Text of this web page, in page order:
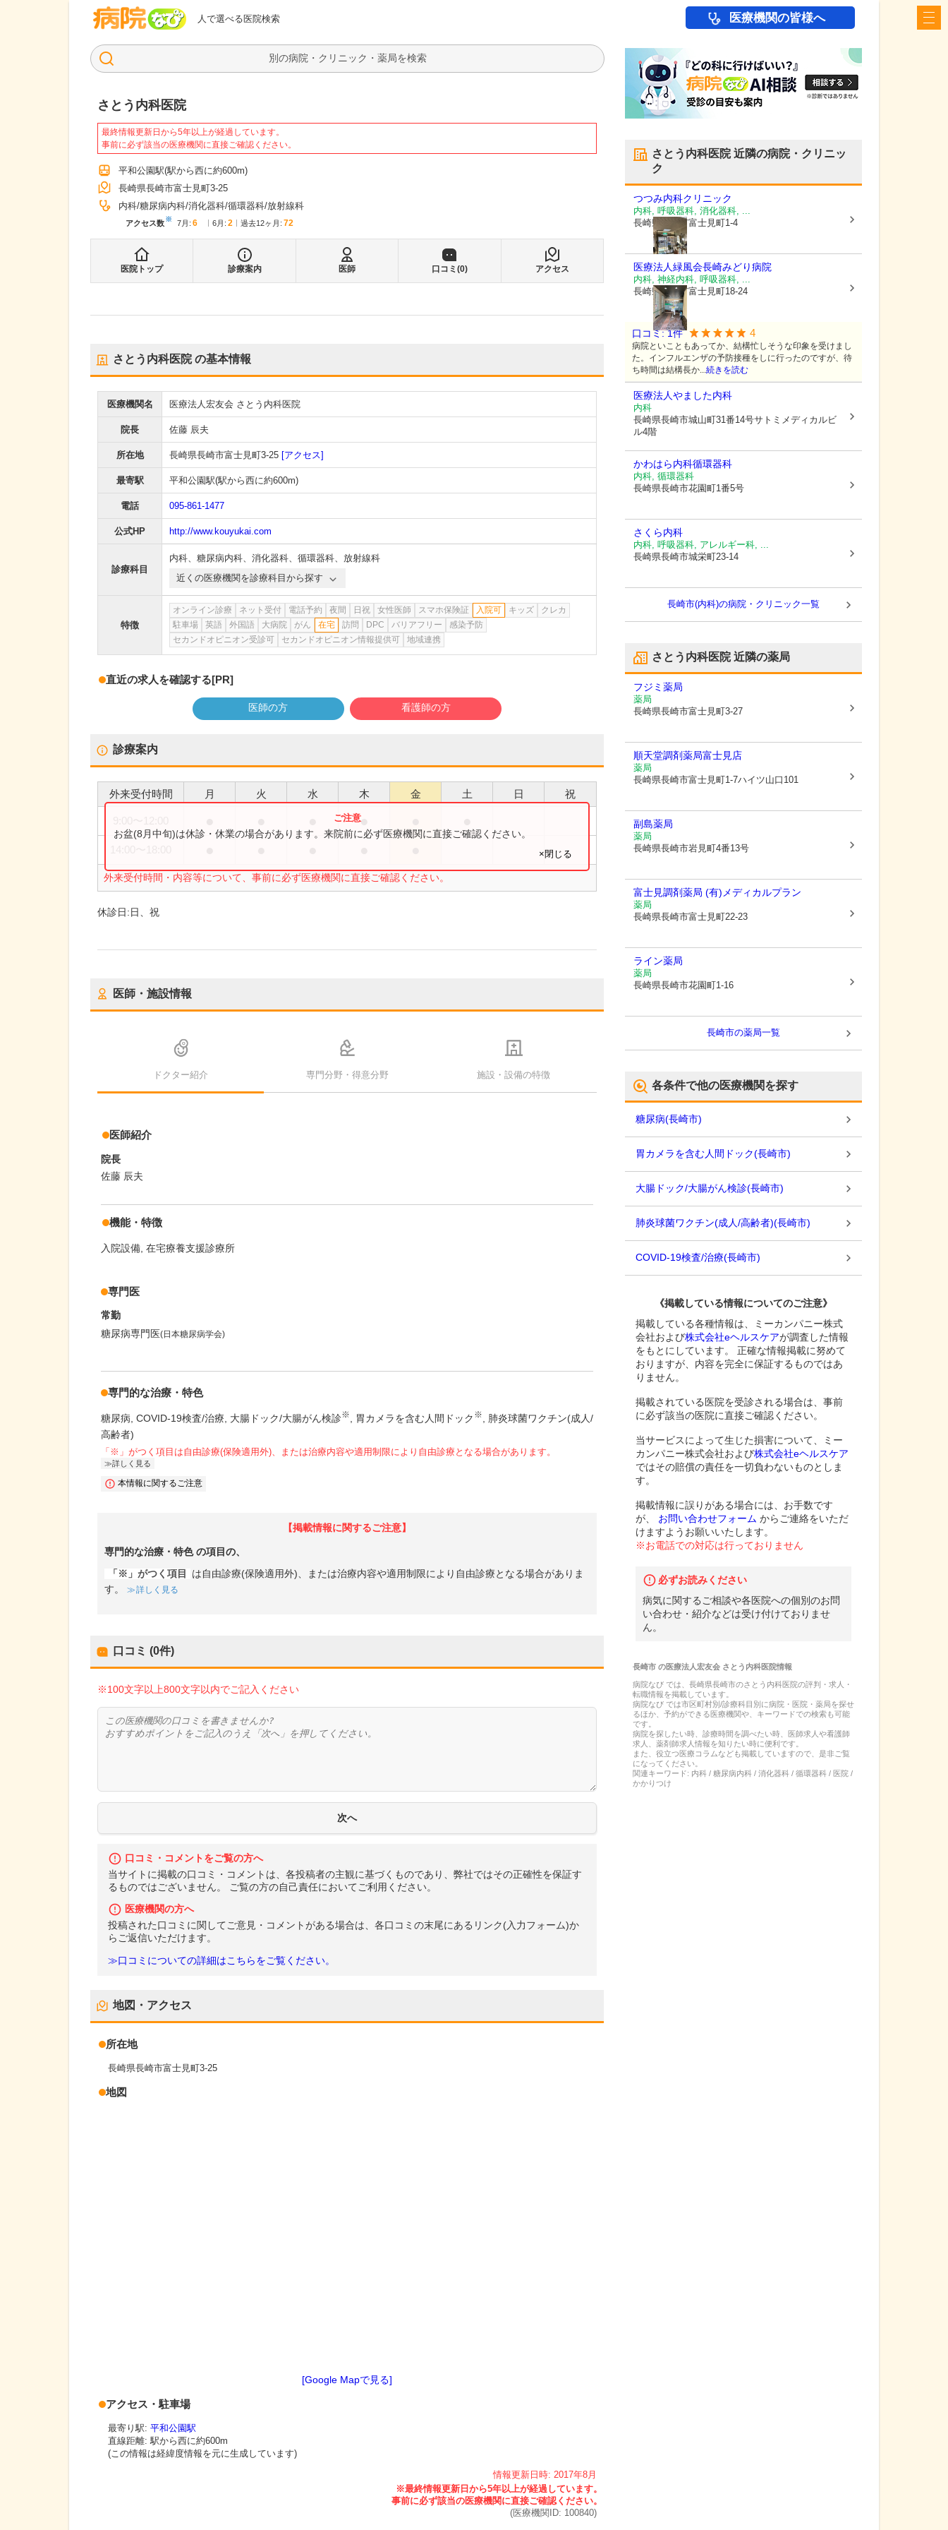
人で選べる医院検索
病院なび 医療機関の皆様へ
検索
さとう内科医院
最終情報更新日から5年以上が経過しています。
事前に必ず該当の医療機関に直接ご確認ください。
平和公園駅(駅から西に約600m)
長崎県長崎市富士見町3-25
内科 糖尿病内科 消化器科 循環器科 放射線科
アクセス数※ 7月 : 6 6月 : 2 過去12ヶ月: 72
医院トップ 診療案内 医師 口コミ(0) アクセス
さとう内科医院の基本情報
医療機関名 医療法人宏友会 さとう内科医院
院長 佐藤 辰夫
所在地 長崎県長崎市富士見町3-25 [アクセス]
最寄駅 平和公園駅(駅から西に約600m)
電話 095-861-1477
公式HP http://www.kouyukai.com
診療科目
内科、 糖尿病内科、 消化器科、 循環器科、 放射線科
近くの医療機関を診療科目から探す
特徴
オンライン診療 ネット受付 電話予約 夜間 日祝 女性医師 スマホ保険証 入院可 キッズ
クレカ
駐車場
英語 外国語 大病院 がん 在宅 訪問 DPC バリアフリー
感染予防
セカンドオピニオン受診可
セカンドオピニオン情報提供可 地域連携
直近の求人を確認する[PR]
医師の方 看護師の方
診療案内
外来受付時間 月 火 水 木 金 土 日 祝
●
外来受付時間・内容等について、事前に必ず医療機関に直接ご確認ください。
お盆(8月中旬)は休診・休業の場合があります。来院前に必ず医療機関に直接ご確認ください。
×閉じる
休診日:日、祝
医師・施設情報
ドクター紹介 専門分野・得意分野 施設・設備の特徴
医師紹介
院長
佐藤 辰夫
機能・特徴
入院設備 在宅療養支援診療所
専門医
常勤
糖尿病専門医(日本糖尿病学会)
専門的な治療・特色
糖尿病 COVID-19検査/治療 大腸ドック/大腸がん検診※ 胃カメラを含む人間ドック ※
肺炎球菌ワクチン(成人/
高齢者)
「※」がつく項目は自由診療(保険適用外)、または治療内容や適用制限により自由診療となる場合があります。
詳しく見る
本情報に関するご注意
【掲載情報に関するご注意】
専門的な治療・特色の項目の、
「※」がつく項目
は自由診療(保険適用外)、または治療内容や適用制限により自由診療となる場合がありま
す。
詳しく見る
口コミ (0件)
※100文字以上800文字以内でご記入ください
口コミ・コメントをご覧の方へ
当サイトに掲載の口コミ・コメントは、各投稿者の主観に基づくものであり、弊社ではその正確性を保証す
るものではございません。 ご覧の方の自己責任においてご利用ください。
医療機関の方へ
投稿された口コミに関してご意見・コメントがある場合は、各口コミの末尾にあるリンク(入力フォーム)か
らご返信いただけます。
≫口コミについての詳細はこちらをご覧ください。
地図・アクセス
所在地
長崎県長崎市富士見町3-25
地図
[Google Mapで見る]
アクセス・駐車場
最寄り駅: 平和公園駅
直線距離: 駅から西に約600m
(この情報は経緯度情報を元に生成しています)
情報更新日時: 2017年8月
(医療機関ID: 100840)
さとう内科医院近隣の病院・クリニッ
ク
つつみ内科クリニック
内科, 呼吸器科, 消化器科, ...
長崎県長崎市富士見町1-4
医療法人緑風会長崎みどり病院
内科, 神経内科, 呼吸器科, ...
長崎県長崎市富士見町18-24
口コミ:1件 4
病院といこともあってか、結構忙しそうな印象を受けまし
た。インフルエンザの予防接種をしに行ったのですが、待
ち時間は結構長か...続きを読む
医療法人やました内科
内科
長崎県長崎市城山町31番14号サトミメディカルビ
ル4階
かわはら内科循環器科
内科, 循環器科
長崎県長崎市花園町1番5号
さくら内科
内科, 呼吸器科, アレルギー科, ...
長崎県長崎市城栄町23-14
長崎市(内科)の病院・クリニック一覧
さとう内科医院近隣の薬局
フジミ薬局
薬局
長崎県長崎市富士見町3-27
順天堂調剤薬局富士見店
薬局
長崎県長崎市富士見町1-7ハイツ山口101
副島薬局
薬局
長崎県長崎市岩見町4番13号
富士見調剤薬局 (有)メディカルプラン
薬局
長崎県長崎市富士見町22-23
ライン薬局
薬局
長崎県長崎市花園町1-16
長崎市の薬局一覧
各条件で他の医療機関を探す
糖尿病(長崎市)
胃カメラを含む人間ドック(長崎市)
大腸ドック/大腸がん検診(長崎市)
肺炎球菌ワクチン(成人/高齢者)(長崎市)
COVID-19検査/治療(長崎市)
《掲載している情報についてのご注意》
掲載している各種情報は、ミーカンパニー株式
会社および株式会社eヘルスケアが調査した情報
をもとにしています。 正確な情報掲載に努めて
おりますが、内容を完全に保証するものではあ
りません。
掲載されている医院を受診される場合は、事前
に必ず該当の医院に直接ご確認ください。
当サービスによって生じた損害について、ミー
カンパニー株式会社および株式会社eヘルスケア
ではその賠償の責任を一切負わないものとしま
す。
掲載情報に誤りがある場合には、お手数です
が、
お問い合わせフォーム からご連絡をいただ
けますようお願いいたします。
※お電話での対応は行っておりません
必ずお読みください
病気に関するご相談や各医院への個別のお問
い合わせ・紹介などは受け付けておりませ
ん。
長崎市の医療法人宏友会 さとう内科医院情報
病院なび では、 長崎県長崎市のさとう内科医院の評判・求人・
転職情報を掲載しています。
病院なび では市区町村別/診療科目別に病院・医院・薬局を探せ
るほか、予約ができる医療機関や、キーワードでの検索も可能
です。
病院を探したい時、診療時間を調べたい時、医師求人や看護師
求人、薬剤師求人情報を知りたい時に便利です。
また、役立つ医療コラムなども掲載していますので、是非ご覧
になってください。
関連キーワード: 内科 / 糖尿病内科 / 消化器科 / 循環器科 / 医院 /
かかりつけ